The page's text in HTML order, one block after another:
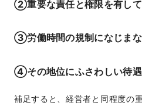
②重要な責任と権限を有して
③労働時間の規制になじまな
④その地位にふさわしい待遇
補足すると、経営者と同程度の